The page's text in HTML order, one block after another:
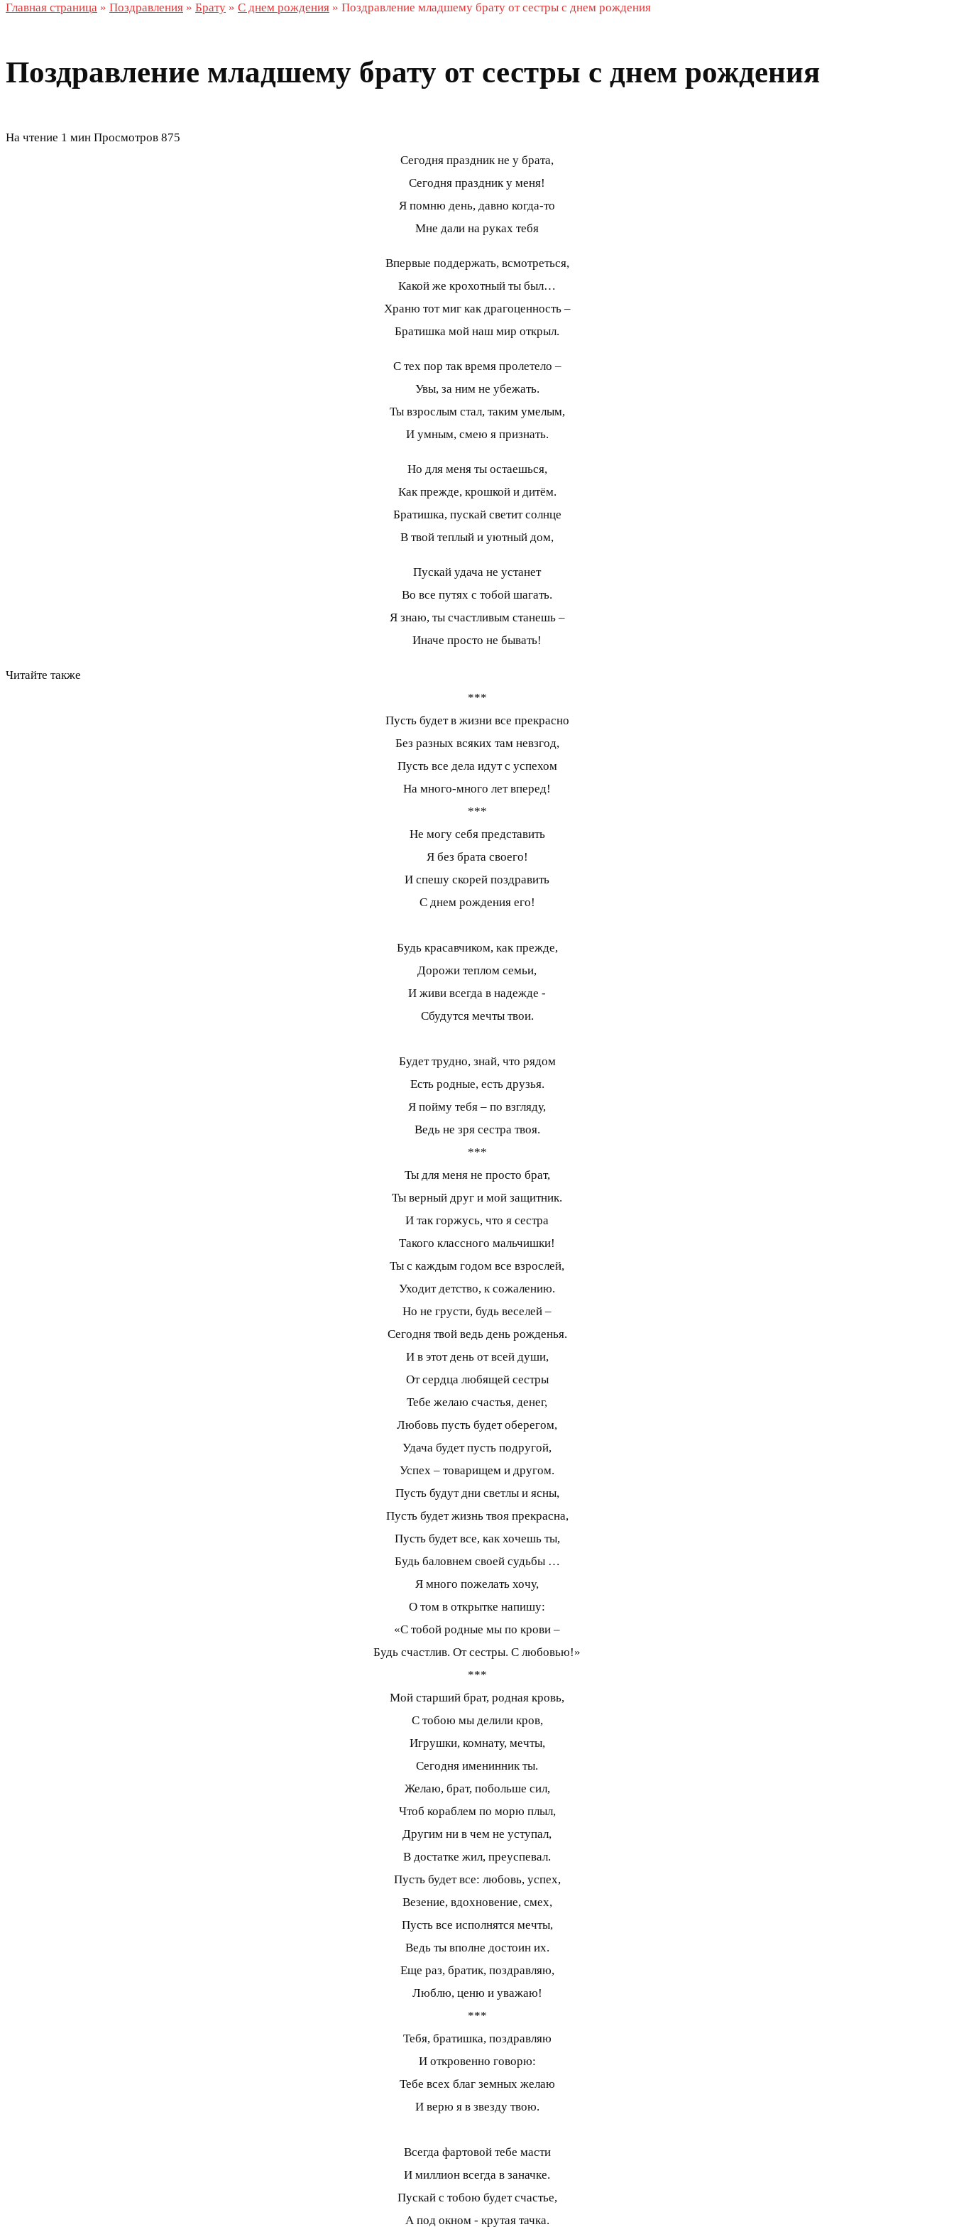
Главная страница » Поздравления » Брату » С днем рождения » Поздравление младшему брату от сестры с днем рождения
Поздравление младшему брату от сестры с днем рождения
На чтение 1 мин Просмотров 875
Сегодня праздник не у брата,
Сегодня праздник у меня!
Я помню день, давно когда-то
Мне дали на руках тебя
Впервые поддержать, всмотреться,
Какой же крохотный ты был…
Храню тот миг как драгоценность –
Братишка мой наш мир открыл.
С тех пор так время пролетело –
Увы, за ним не убежать.
Ты взрослым стал, таким умелым,
И умным, смею я признать.
Но для меня ты остаешься,
Как прежде, крошкой и дитём.
Братишка, пускай светит солнце
В твой теплый и уютный дом,
Пускай удача не устанет
Во все путях с тобой шагать.
Я знаю, ты счастливым станешь –
Иначе просто не бывать!
Читайте также
***
Пусть будет в жизни все прекрасно
Без разных всяких там невзгод,
Пусть все дела идут с успехом
На много-много лет вперед!
***
Не могу себя представить
Я без брата своего!
И спешу скорей поздравить
С днем рождения его!
Будь красавчиком, как прежде,
Дорожи теплом семьи,
И живи всегда в надежде -
Сбудутся мечты твои.
Будет трудно, знай, что рядом
Есть родные, есть друзья.
Я пойму тебя – по взгляду,
Ведь не зря сестра твоя.
***
Ты для меня не просто брат,
Ты верный друг и мой защитник.
И так горжусь, что я сестра
Такого классного мальчишки!
Ты с каждым годом все взрослей,
Уходит детство, к сожалению.
Но не грусти, будь веселей –
Сегодня твой ведь день рожденья.
И в этот день от всей души,
От сердца любящей сестры
Тебе желаю счастья, денег,
Любовь пусть будет оберегом,
Удача будет пусть подругой,
Успех – товарищем и другом.
Пусть будут дни светлы и ясны,
Пусть будет жизнь твоя прекрасна,
Пусть будет все, как хочешь ты,
Будь баловнем своей судьбы …
Я много пожелать хочу,
О том в открытке напишу:
«С тобой родные мы по крови –
Будь счастлив. От сестры. С любовью!»
***
Мой старший брат, родная кровь,
С тобою мы делили кров,
Игрушки, комнату, мечты,
Сегодня именинник ты.
Желаю, брат, побольше сил,
Чтоб кораблем по морю плыл,
Другим ни в чем не уступал,
В достатке жил, преуспевал.
Пусть будет все: любовь, успех,
Везение, вдохновение, смех,
Пусть все исполнятся мечты,
Ведь ты вполне достоин их.
Еще раз, братик, поздравляю,
Люблю, ценю и уважаю!
***
Тебя, братишка, поздравляю
И откровенно говорю:
Тебе всех благ земных желаю
И верю я в звезду твою.
Всегда фартовой тебе масти
И миллион всегда в заначке.
Пускай с тобою будет счастье,
А под окном - крутая тачка.